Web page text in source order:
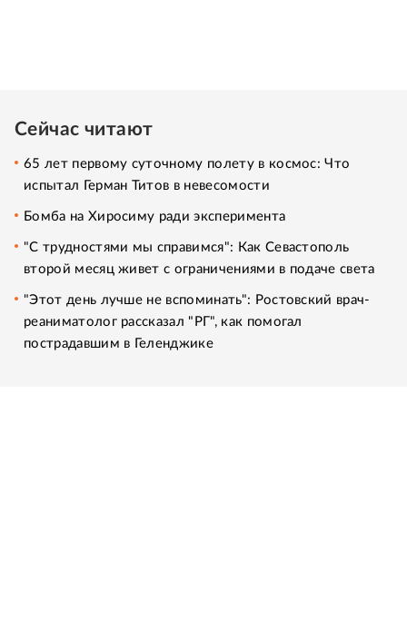
Сейчас читают
65 лет первому суточному полету в космос: Что
испытал Герман Титов в невесомости
Бомба на Хиросиму ради эксперимента
"С трудностями мы справимся": Как Севастополь
второй месяц живет с ограничениями в подаче света
"Этот день лучше не вспоминать": Ростовский врач-
реаниматолог рассказал "РГ", как помогал
пострадавшим в Геленджике